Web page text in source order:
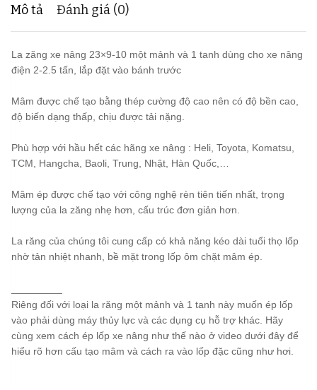
Mô tả Đánh giá (0)
La zăng xe nâng 23×9-10 một mảnh và 1 tanh dùng cho xe nâng
điện 2-2.5 tấn, lắp đặt vào bánh trước
Mâm được chế tạo bằng thép cường độ cao nên có độ bền cao,
độ biến dạng thấp, chịu được tải nặng.
Phù hợp với hầu hết các hãng xe nâng : Heli, Toyota, Komatsu,
TCM, Hangcha, Baoli, Trung, Nhật, Hàn Quốc,…
Mâm ép được chế tạo với công nghệ rèn tiên tiến nhất, trọng
lượng của la zăng nhẹ hơn, cấu trúc đơn giản hơn.
La răng của chúng tôi cung cấp có khả năng kéo dài tuổi thọ lốp
nhờ tản nhiệt nhanh, bề mặt trong lốp ôm chặt mâm ép.
Riêng đối với loại la răng một mảnh và 1 tanh này muốn ép lốp
vào phải dùng máy thủy lực và các dụng cụ hỗ trợ khác. Hãy
cùng xem cách ép lốp xe nâng như thế nào ở video dưới đây để
hiểu rõ hơn cấu tạo mâm và cách ra vào lốp đặc cũng như hơi.